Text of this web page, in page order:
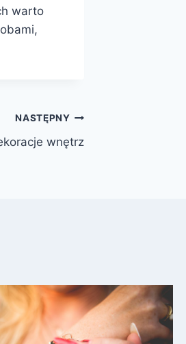
warto
NASTĘPNY
wnętrz